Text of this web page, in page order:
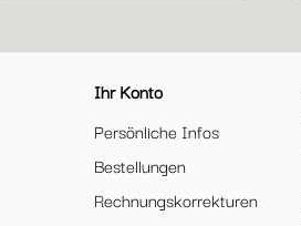
Ihr Konto
Persönliche Infos
Bestellungen
Rechnungskorrekturen